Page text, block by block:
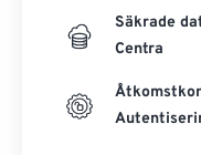
Säkrade
Centra